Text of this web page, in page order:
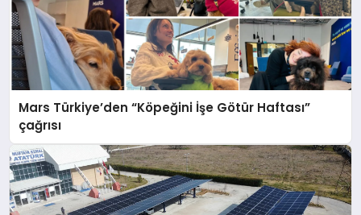
Mars Türkiye’den “Köpeğini İşe Götür Haftası”
çağrısı